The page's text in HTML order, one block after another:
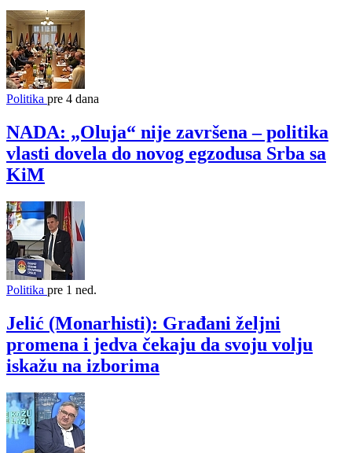
Politika pre 4 dana
NADA: „Oluja“ nije završena – politika
vlasti dovela do novog egzodusa Srba sa
KiM
Politika pre 1 ned.
Jelić (Monarhisti): Građani željni
promena i jedva čekaju da svoju volju
iskažu na izborima